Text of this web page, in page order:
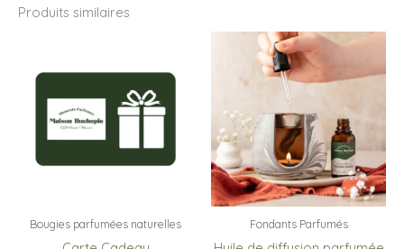
Produits similaires
Bougies parfumées naturelles Fondants Parfumés